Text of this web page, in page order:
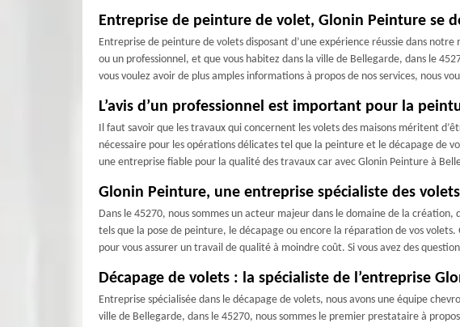
Entreprise de peinture de volet, Glonin Peinture se
Entreprise de peinture de volets disposant d’une expérience réussie dans
ou un professionnel, et que vous habitez dans la ville de Bellegarde, dans le
vous voulez avoir de plus amples informations à propos de nos services, nous
L’avis d’un professionnel est important pour la
Il faut savoir que les travaux qui concernent les volets des maisons méritent
nécessaire pour les opérations délicates tel que la peinture et le décapage de
une entreprise fiable pour la qualité des travaux car avec Glonin Peinture à
Glonin Peinture, une entreprise spécialiste des
Dans le 45270, nous sommes un acteur majeur dans le domaine de la
tels que la pose de peinture, le décapage ou encore la réparation de vos
pour vous assurer un travail de qualité à moindre coût. Si vous avez des
Décapage de volets : la spécialiste de l’entreprise
Entreprise spécialisée dans le décapage de volets, nous avons une équipe
ville de Bellegarde, dans le 45270, nous sommes le premier prestataire à